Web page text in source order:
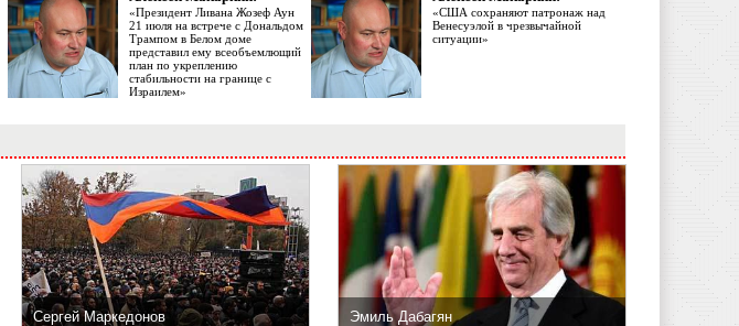
«Президент Ливана Жозеф Аун
21 июля на встрече с Дональдом
Трампом в Белом доме
представил ему всеобъемлющий
план по укреплению
стабильности на границе с
Израилем»
«США сохраняют патронаж над
Венесуэлой в чрезвычайной
ситуации»
Сергей Маркедонов
Эмиль Дабагян